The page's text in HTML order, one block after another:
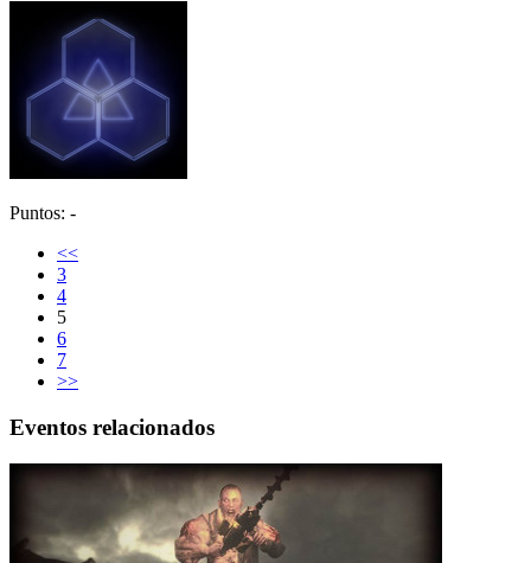
Puntos: -
<<
3
4
5
6
7
>>
Eventos relacionados